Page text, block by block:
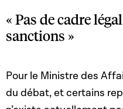
« Pas de cadre
sanctions »
Pour le Ministre des
du débat, et certains